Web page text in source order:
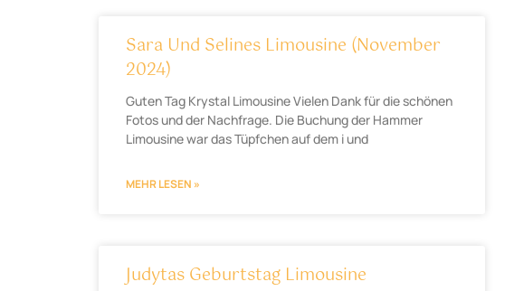
Sara Und Selines Limousine (November
2024)
Guten Tag Krystal Limousine Vielen Dank für die schönen
Fotos und der Nachfrage. Die Buchung der Hammer
Limousine war das Tüpfchen auf dem i und
MEHR LESEN »
Judytas Geburtstag Limousine